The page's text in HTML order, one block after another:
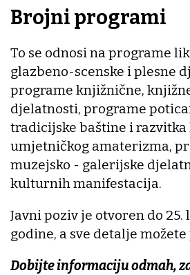
Brojni programi
To se odnosi na programe
glazbeno-scenske i plesne
programe knjižnične,
djelatnosti, programe
tradicijske baštine i
umjetničkog amaterizma,
muzejsko - galerijske
kulturnih manifestacija.
Javni poziv je otvoren do 25.
godine, a sve detalje
Dobijte informaciju odmah,